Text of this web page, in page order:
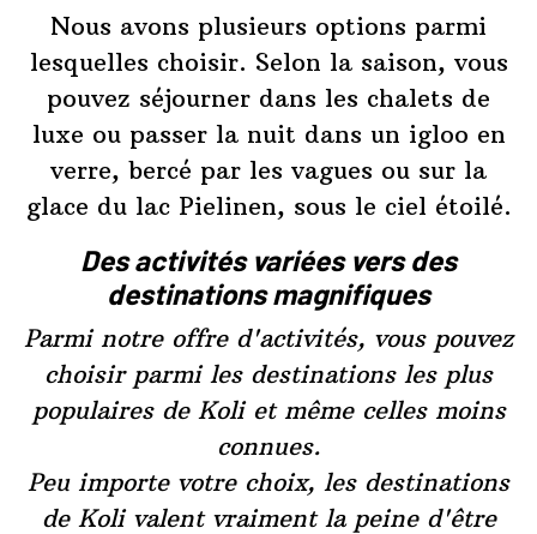
Nous avons plusieurs options parmi
lesquelles choisir. Selon la saison, vous
pouvez séjourner dans les chalets de
luxe ou passer la nuit dans un igloo en
verre, bercé par les vagues ou sur la
glace du lac Pielinen, sous le ciel étoilé.
Des activités variées vers des
destinations magnifiques
Parmi notre offre d'activités, vous pouvez
choisir parmi les destinations les plus
populaires de Koli et même celles moins
connues.
Peu importe votre choix, les destinations
de Koli valent vraiment la peine d'être